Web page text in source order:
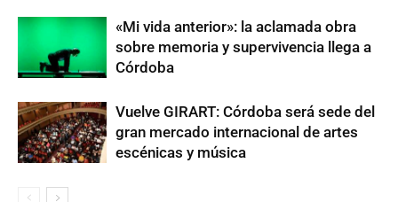
«Mi vida anterior»: la aclamada obra
sobre memoria y supervivencia llega a
Córdoba
Vuelve GIRART: Córdoba será sede del
gran mercado internacional de artes
escénicas y música